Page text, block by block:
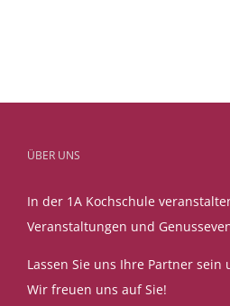
ÜBER UNS
In der 1A Kochschule
Veranstaltungen und
Lassen Sie uns Ihre Partner sein
Wir freuen uns auf Sie!